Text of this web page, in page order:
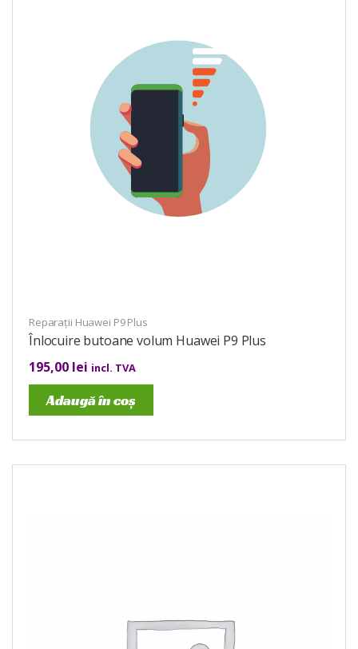
Reparații Huawei P9 Plus
Înlocuire butoane volum Huawei P9 Plus
195,00 lei incl. TVA
Adaugă în coș